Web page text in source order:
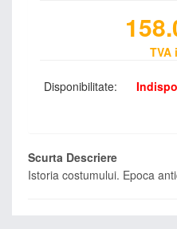
TVA
Disponibilitate:
Scurta Descriere
Istoria costumului. Epoca